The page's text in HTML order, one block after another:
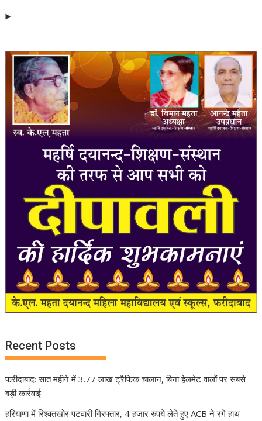
Recent Posts
फरीदाबाद: सात महीने में 3.77 लाख ट्रैफिक चालान, बिना हेलमेट वालों पर सबसे
बड़ी कार्रवाई
हरियाणा में रिश्वतखोर पटवारी गिरफ्तार, 4 हजार रुपये लेते हुए ACB ने रंगे हाथ